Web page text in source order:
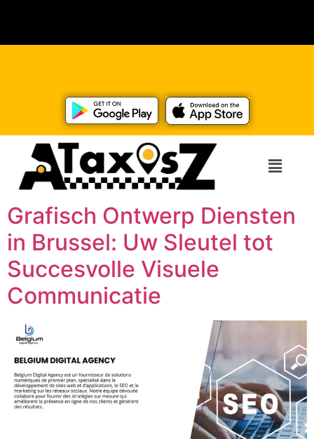
Grafisch Ontwerp Diensten
in Brussel: Uw Sleutel tot
Succesvolle Visuele
Communicatie